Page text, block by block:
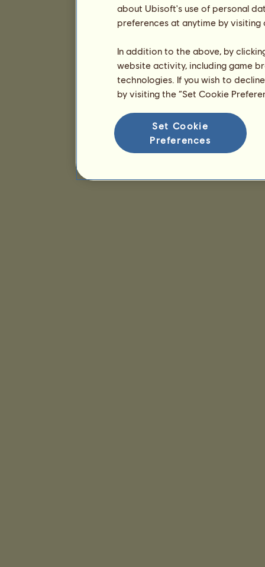
about Ubisoft's use of personal
preferences at anytime by
In addition to the above, by
website activity, including game
technologies. If you wish to
by visiting the “Set Cookie
Set Cookie
Preferences